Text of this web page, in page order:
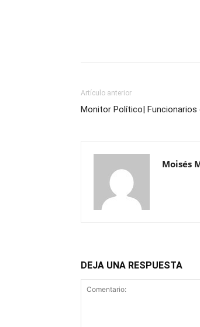
Artículo anterior
Monitor Político| Funcionarios
Moisés
DEJA UNA RESPUESTA